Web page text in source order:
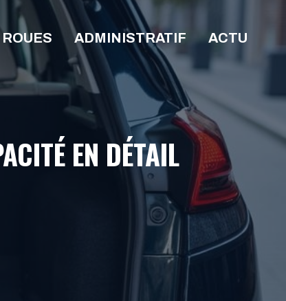
ROUES ADMINISTRATIF ACTU
EN DÉTAIL